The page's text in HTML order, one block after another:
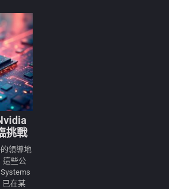
挑戰
領導地
這些公
已在某